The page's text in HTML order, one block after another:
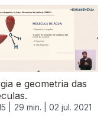
e geometria das
| 29 min. | 02 jul. 2021